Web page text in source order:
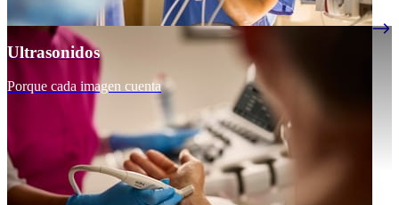
Ultrasonidos
Porque cada imagen cuenta